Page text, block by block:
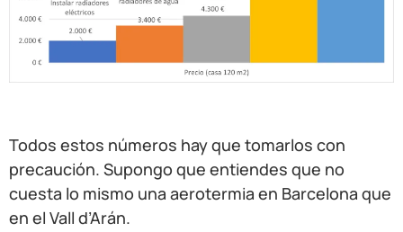
Todos estos números hay que tomarlos con
precaución. Supongo que entiendes que no
cuesta lo mismo una aerotermia en Barcelona que
en el Vall d’Arán.